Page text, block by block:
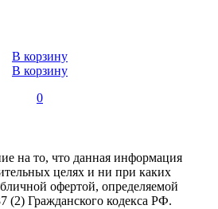
В корзину
В корзину
0
на то, что данная информация
целях и ни при каких
офертой, определяемой
(2) Гражданского кодекса РФ.